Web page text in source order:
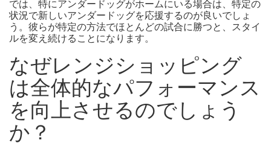
では、特にアンダードッグがホームにいる場合は、特定の
状況で新しいアンダードッグを応援するのが良いでしょ
う。彼らが特定の方法でほとんどの試合に勝つと、スタイ
ルを変え続けることになります。
なぜレンジショッピング
は全体的なパフォーマンス
を向上させるのでしょう
か？